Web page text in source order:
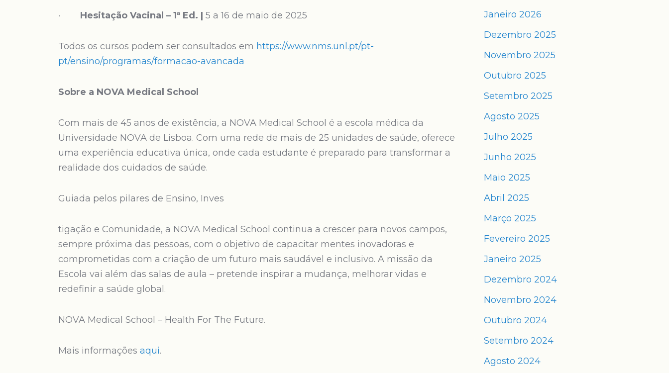
· Hesitação Vacinal – 1ª Ed. | 5 a 16 de maio de 2025
Todos os cursos podem ser consultados em https://www.nms.unl.pt/pt-
pt/ensino/programas/formacao-avancada
Sobre a NOVA Medical School
Com mais de 45 anos de existência, a NOVA Medical School é a escola médica da
Universidade NOVA de Lisboa. Com uma rede de mais de 25 unidades de saúde, oferece
uma experiência educativa única, onde cada estudante é preparado para transformar a
realidade dos cuidados de saúde.
Guiada pelos pilares de Ensino, Inves
tigação e Comunidade, a NOVA Medical School continua a crescer para novos campos,
sempre próxima das pessoas, com o objetivo de capacitar mentes inovadoras e
comprometidas com a criação de um futuro mais saudável e inclusivo. A missão da
Escola vai além das salas de aula – pretende inspirar a mudança, melhorar vidas e
redefinir a saúde global.
NOVA Medical School – Health For The Future.
Mais informações aqui.
Janeiro 2026
Dezembro 2025
Novembro 2025
Outubro 2025
Setembro 2025
Agosto 2025
Julho 2025
Junho 2025
Maio 2025
Abril 2025
Março 2025
Fevereiro 2025
Janeiro 2025
Dezembro 2024
Novembro 2024
Outubro 2024
Setembro 2024
Agosto 2024